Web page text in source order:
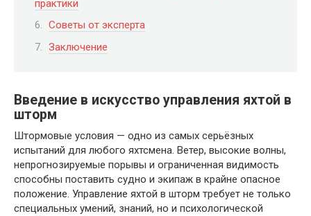
практики
Советы от эксперта
Заключение
Введение в искусство управления яхтой в
шторм
Штормовые условия — одно из самых серьёзных
испытаний для любого яхтсмена. Ветер, высокие волны,
непрогнозируемые порывы и ограниченная видимость
способны поставить судно и экипаж в крайне опасное
положение. Управление яхтой в шторм требует не только
специальных умений, знаний, но и психологической